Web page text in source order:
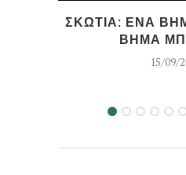
ΣΚΩΤΙΑ: ΕΝΑ
ΒΗΜΑ
15/09/